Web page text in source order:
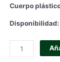
Cuerpo
Disponibilidad:
TAPER
HERMÉTICO